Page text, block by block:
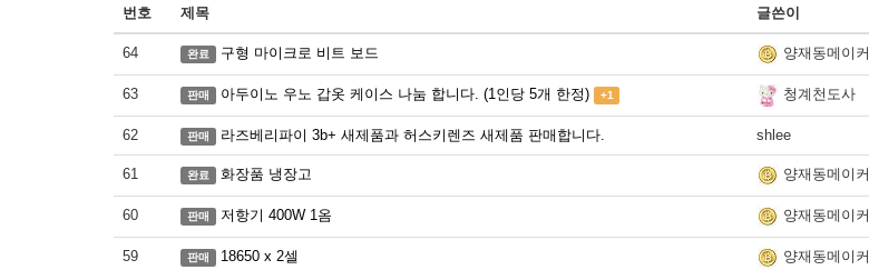
번호 제목 글쓴이
64 완료 구형 마이크로 비트 보드 양재동메이커
63 판매 아두이노 우노 갑옷 케이스 나눔 합니다. (1인당 5개 한정) +1 청계천도사
62 판매 라즈베리파이 3b+ 새제품과 허스키렌즈 새제품 판매합니다. shlee
61 완료 화장품 냉장고 양재동메이커
60 판매 저항기 400W 1옴 양재동메이커
59 판매 18650 x 2셀 양재동메이커